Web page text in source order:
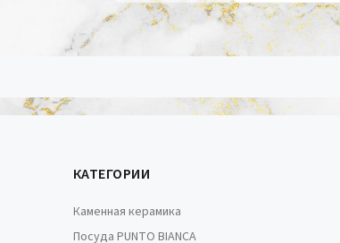
КАТЕГОРИИ
Каменная керамика
Посуда PUNTO BIANCA